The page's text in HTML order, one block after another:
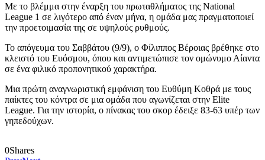
Με το βλέμμα στην έναρξη του πρωταθλήματος της National
League 1 σε λιγότερο από έναν μήνα, η ομάδα μας πραγματοποιεί
την προετοιμασία της σε υψηλούς ρυθμούς.
Το απόγευμα του Σαββάτου (9/9), ο Φίλιππος Βέροιας βρέθηκε στο
κλειστό του Ευόσμου, όπου και αντιμετώπισε τον ομώνυμο Αίαντα
σε ένα φιλικό προπονητικού χαρακτήρα.
Μια πρώτη αναγνωριστική εμφάνιση του Ευθύμη Κοθρά με τους
παίκτες του κόντρα σε μια ομάδα που αγωνίζεται στην Elite
League. Για την ιστορία, ο πίνακας του σκορ έδειξε 83-63 υπέρ των
γηπεδούχων.
0Shares